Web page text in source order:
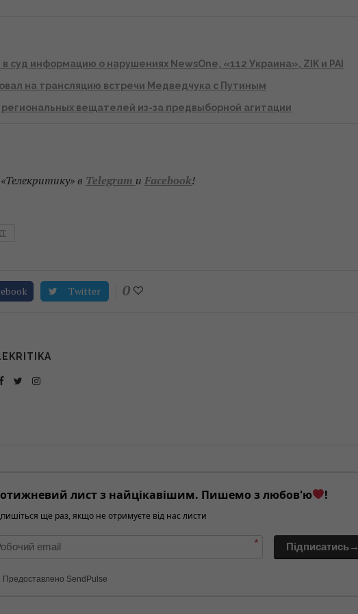
суд информацию о нарушениях NewsOne, «112 Украина», ZIK и РАІ
на трансляцию встречи Медведчука с Путиным
вещателей из-за предвыборной агитации
в Telegram и Facebook!
Twitter 0
лист з найцікавішим. Пишемо з любов'ю !
ще раз, якщо не отримуєте від нас листи
* Підписатись→
Предоставлено SendPulse